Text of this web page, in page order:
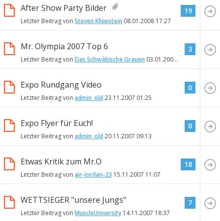
After Show Party Bilder
Letzter Beitrag von Steven Klippstein 08.01.2008 17:27
19
Mr. Olympia 2007 Top 6
Letzter Beitrag von Das Schwäbische Grauen 03.01.2008
3
Expo Rundgang Video
Letzter Beitrag von admin_old 23.11.2007 01:25
0
Expo Flyer für Euch!
Letzter Beitrag von admin_old 20.11.2007 09:13
0
Etwas Kritik zum Mr.O
Letzter Beitrag von air-jordan-23 15.11.2007 11:07
18
WETTSIEGER "unsere Jungs"
Letzter Beitrag von MuscleUniversity 14.11.2007 18:37
7